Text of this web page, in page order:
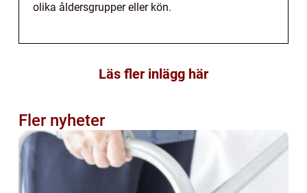
olika åldersgrupper eller kön.
Läs fler inlägg här
Fler nyheter